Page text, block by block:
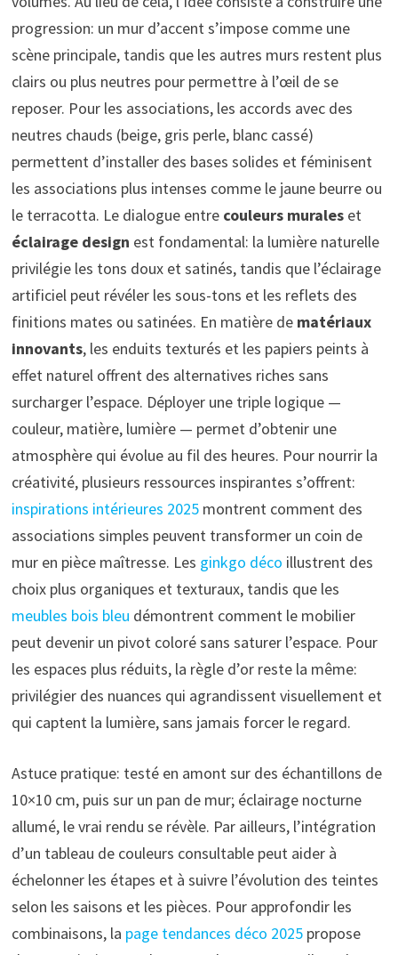
progression: un mur d’accent s’impose comme une
scène principale, tandis que les autres murs restent plus
clairs ou plus neutres pour permettre à l’œil de se
reposer. Pour les associations, les accords avec des
neutres chauds (beige, gris perle, blanc cassé)
permettent d’installer des bases solides et féminisent
les associations plus intenses comme le jaune beurre ou
le terracotta. Le dialogue entre couleurs muraleset
éclairage design est fondamental: la lumière naturelle
privilégie les tons doux et satinés, tandis que l’éclairage
artificiel peut révéler les sous-tons et les reflets des
finitions mates ou satinées. En matière de matériaux
innovants, les enduits texturés et les papiers peints à
effet naturel offrent des alternatives riches sans
surcharger l’espace. Déployer une triple logique —
couleur, matière, lumière — permet d’obtenir une
atmosphère qui évolue au fil des heures. Pour nourrir la
créativité, plusieurs ressources inspirantes s’offrent:
inspirations intérieures 2025montrent comment des
associations simples peuvent transformer un coin de
mur en pièce maîtresse. Les ginkgo déco illustrent des
choix plus organiques et texturaux, tandis que les
meubles bois bleu démontrent comment le mobilier
peut devenir un pivot coloré sans saturer l’espace. Pour
les espaces plus réduits, la règle d’or reste la même:
privilégier des nuances qui agrandissent visuellement et
qui captent la lumière, sans jamais forcer le regard.
Astuce pratique: testé en amont sur des échantillons de
10×10 cm, puis sur un pan de mur; éclairage nocturne
allumé, le vrai rendu se révèle. Par ailleurs, l’intégration
d’un tableau de couleurs consultable peut aider à
échelonner les étapes et à suivre l’évolution des teintes
selon les saisons et les pièces. Pour approfondir les
combinaisons, la page tendances déco 2025propose